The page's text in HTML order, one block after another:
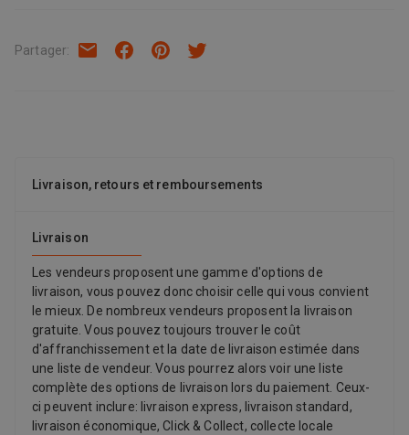
Partager:
Livraison, retours et remboursements
Livraison
Les vendeurs proposent une gamme d'options de
livraison, vous pouvez donc choisir celle qui vous convient
le mieux. De nombreux vendeurs proposent la livraison
gratuite. Vous pouvez toujours trouver le coût
d'affranchissement et la date de livraison estimée dans
une liste de vendeur. Vous pourrez alors voir une liste
complète des options de livraison lors du paiement. Ceux-
ci peuvent inclure: livraison express, livraison standard,
livraison économique, Click & Collect, collecte locale